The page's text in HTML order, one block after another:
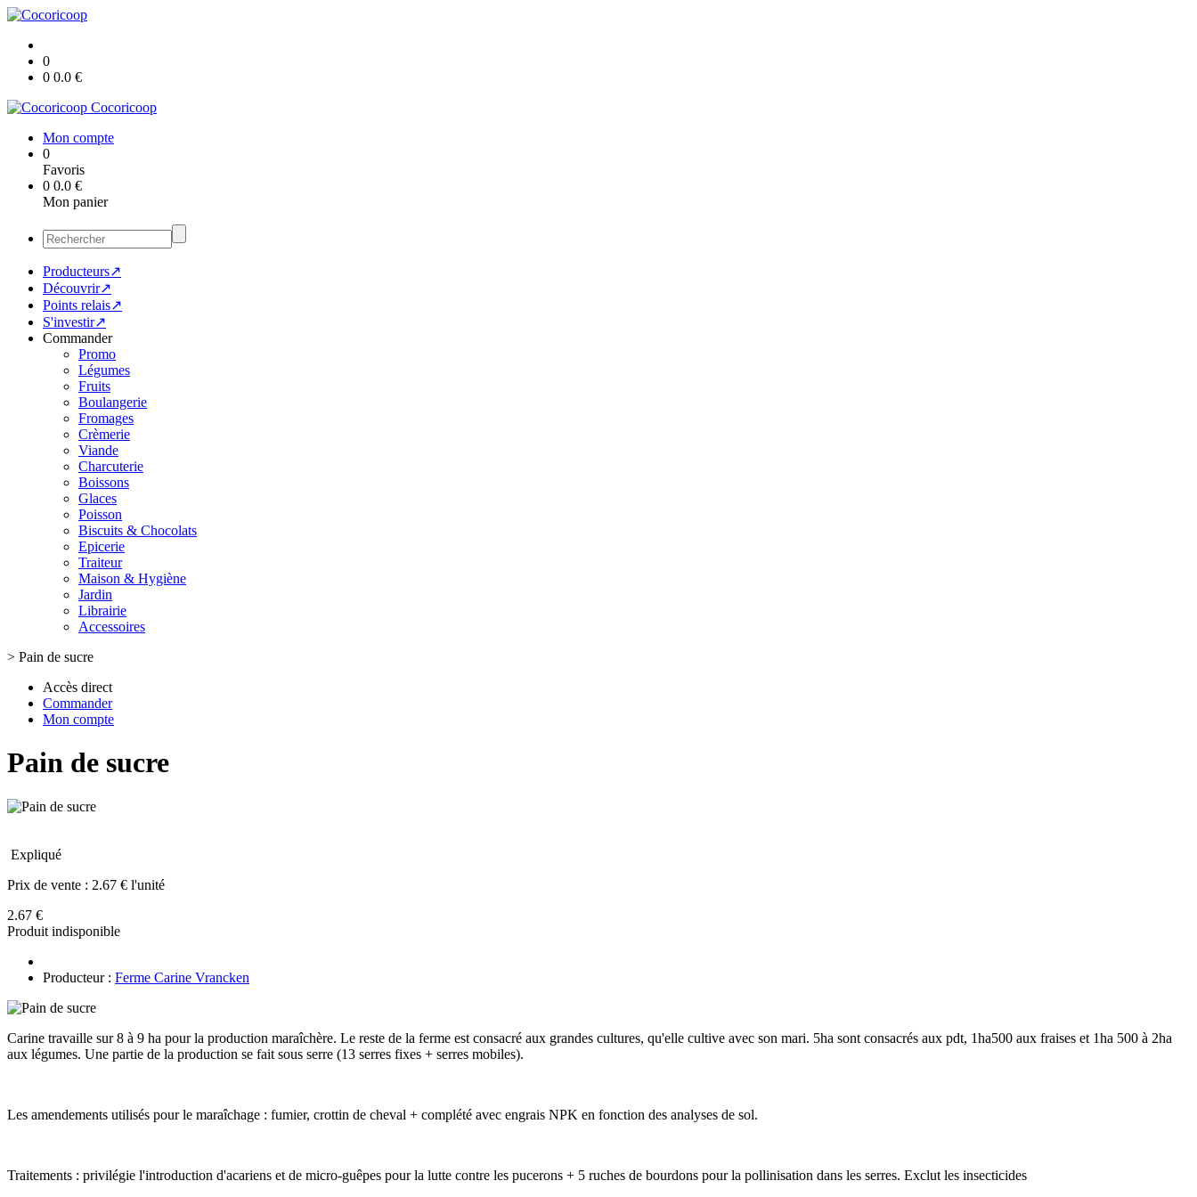
0
0 0.0 €
Cocoricoop
Mon compte
0
Favoris
0 0.0 €
Mon panier
Producteurs↗
Découvrir↗
Points relais↗
S'investir↗
Commander
Promo
Légumes
Fruits
Boulangerie
Fromages
Crèmerie
Viande
Charcuterie
Boissons
Glaces
Poisson
Biscuits & Chocolats
Epicerie
Traiteur
Maison & Hygiène
Jardin
Librairie
Accessoires
> Pain de sucre
Accès direct
Commander
Mon compte
Pain de sucre
Expliqué
Prix de vente : 2.67 € l'unité
2.67 €
Produit indisponible
Producteur : Ferme Carine Vrancken
Carine travaille sur 8 à 9 ha pour la production maraîchère. Le reste de la ferme est consacré aux grandes cultures, qu'elle cultive avec son mari. 5ha sont consacrés aux pdt, 1ha500 aux fraises et 1ha 500 à 2ha
aux légumes. Une partie de la production se fait sous serre (13 serres fixes + serres mobiles).
Les amendements utilisés pour le maraîchage : fumier, crottin de cheval + complété avec engrais NPK en fonction des analyses de sol.
Traitements : privilégie l'introduction d'acariens et de micro-guêpes pour la lutte contre les pucerons + 5 ruches de bourdons pour la pollinisation dans les serres. Exclut les insecticides